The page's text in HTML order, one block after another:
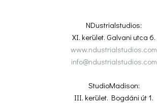
NDustrialstudios:
XI. kerület. Galvani utca 6.
www.ndustrialstudios.com
info@ndustrialstudios.com
StudioMadison:
III. kerület. Bogdáni út 1.